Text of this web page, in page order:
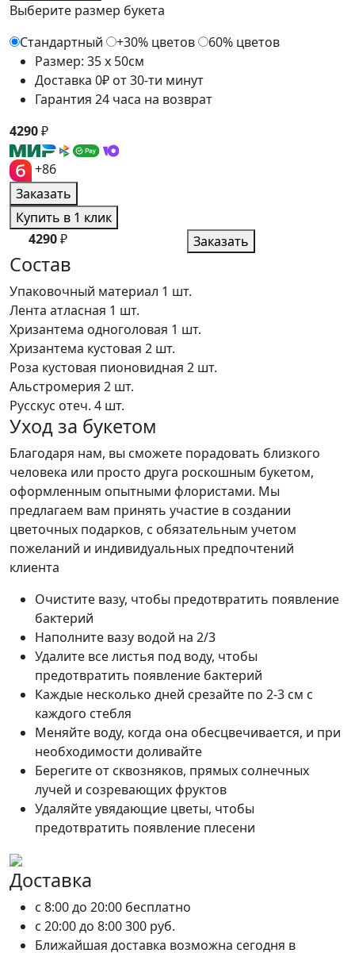
Выберите размер букета
Стандартный
+30% цветов
60% цветов
Размер: 35 x 50см
Доставка 0₽ от 30-ти минут
Гарантия 24 часа на возврат
4290₽
+86
Заказать
Купить в 1 клик
4290₽ Заказать
Состав
Упаковочный материал 1 шт.
Лента атласная 1 шт.
Хризантема одноголовая 1 шт.
Хризантема кустовая 2 шт.
Роза кустовая пионовидная 2 шт.
Альстромерия 2 шт.
Русскус отеч. 4 шт.
Уход за букетом
Благодаря нам, вы сможете порадовать близкого
человека или просто друга роскошным букетом,
оформленным опытными флористами. Мы
предлагаем вам принять участие в создании
цветочных подарков, с обязательным учетом
пожеланий и индивидуальных предпочтений
клиента
Очистите вазу, чтобы предотвратить появление
бактерий
Наполните вазу водой на 2/3
Удалите все листья под воду, чтобы
предотвратить появление бактерий
Каждые несколько дней срезайте по 2-3 см с
каждого стебля
Меняйте воду, когда она обесцвечивается, и при
необходимости доливайте
Берегите от сквозняков, прямых солнечных
лучей и созревающих фруктов
Удаляйте увядающие цветы, чтобы
предотвратить появление плесени
Доставка
c 8:00 до 20:00 бесплатно
c 20:00 до 8:00300 руб.
Ближайшая доставка возможна сегодня в